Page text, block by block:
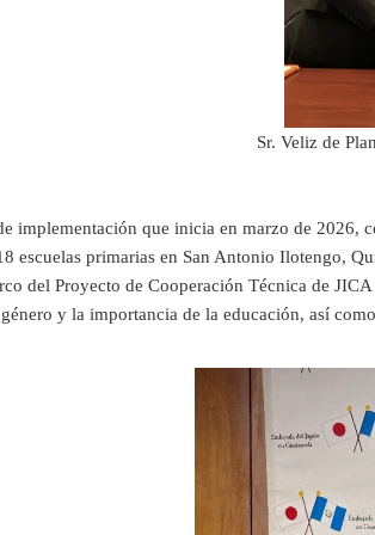
Sr. Veliz de
implementación que inicia en marzo de 2026,
escuelas primarias en San Antonio Ilotengo,
del Proyecto de Cooperación Técnica de
y la importancia de la educación, así